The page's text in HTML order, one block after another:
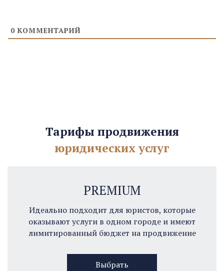
0 КОММЕНТАРИЙ
Тарифы продвижения
юридических услуг
PREMIUM
Идеально подходит для юристов, которые
оказывают услуги в одном городе и имеют
лимитированный бюджет на продвижение
Выбрать